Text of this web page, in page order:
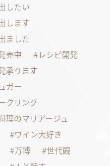
したい
します
ました
売中
レシピ開発
承ります
ガー
クリング
理のマリアージュ
ワイン大好き
万博
世代観